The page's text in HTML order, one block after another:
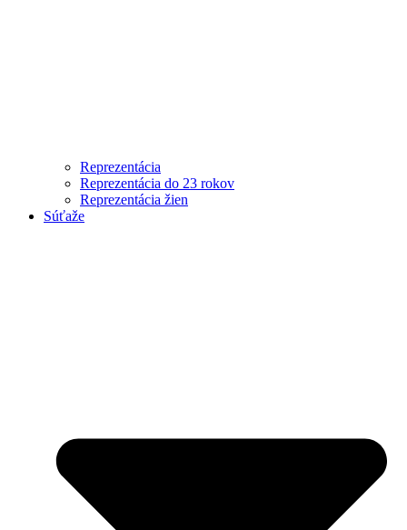
Reprezentácia
Reprezentácia do 23 rokov
Reprezentácia žien
Súťaže